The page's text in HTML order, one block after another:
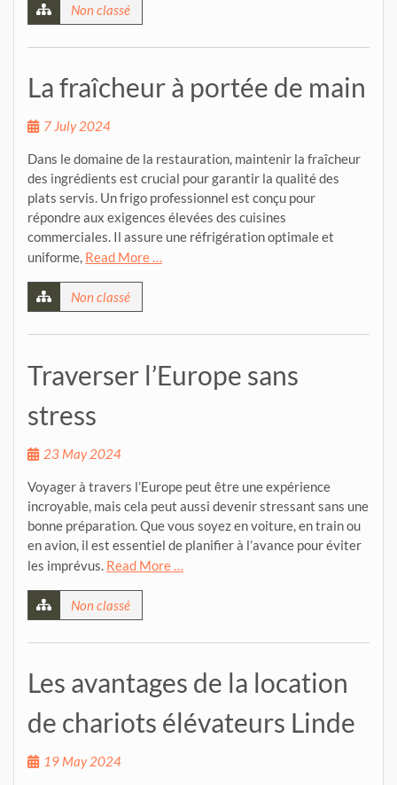
Non classé
La fraîcheur à portée de main
7 July 2024
Dans le domaine de la restauration, maintenir la fraîcheur
des ingrédients est crucial pour garantir la qualité des
plats servis. Un frigo professionnel est conçu pour
répondre aux exigences élevées des cuisines
commerciales. Il assure une réfrigération optimale et
uniforme, Read More …
Non classé
Traverser l’Europe sans
stress
23 May 2024
Voyager à travers l’Europe peut être une expérience
incroyable, mais cela peut aussi devenir stressant sans une
bonne préparation. Que vous soyez en voiture, en train ou
en avion, il est essentiel de planifier à l’avance pour éviter
les imprévus. Read More …
Non classé
Les avantages de la location
de chariots élévateurs Linde
19 May 2024